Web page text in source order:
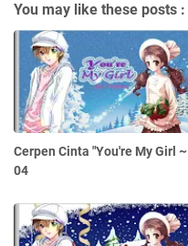
You may like these posts :
Cerpen Cinta "You're My Girl ~
04